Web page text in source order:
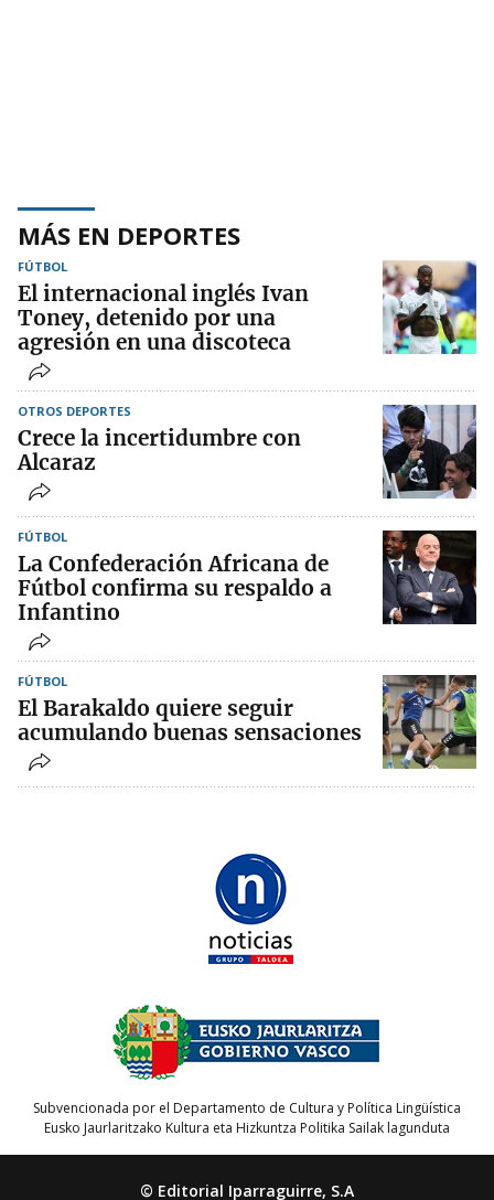
MÁS EN DEPORTES
FÚTBOL
El internacional inglés Ivan
Toney, detenido por una
agresión en una discoteca
OTROS DEPORTES
Crece la incertidumbre con
Alcaraz
FÚTBOL
La Confederación Africana de
Fútbol confirma su respaldo a
Infantino
FÚTBOL
El Barakaldo quiere seguir
acumulando buenas sensaciones
Subvencionada por el Departamento de Cultura y Política Lingüística
Eusko Jaurlaritzako Kultura eta Hizkuntza Politika Sailak lagunduta
© Editorial Iparraguirre, S.A